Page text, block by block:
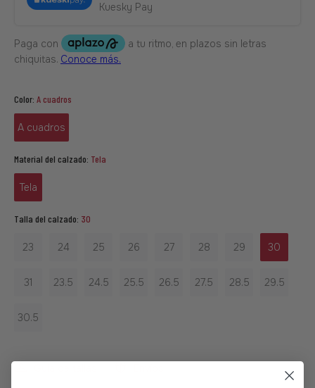
Kuesky Pay
Color: A cuadros
A cuadros
Material del calzado: Tela
Tela
Talla del calzado: 30
23 24 25 26 27 28 29 30
31 23.5 24.5 25.5 26.5 27.5 28.5 29.5
30.5